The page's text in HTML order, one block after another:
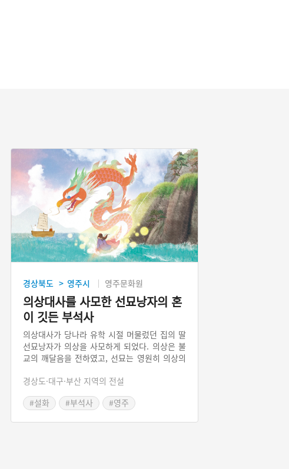
경상북도 > 영주시 영주문화원
의상대사를 사모한 선묘낭자의 혼
이 깃든 부석사
의상대사가 당나라 유학 시절 머물렀던 집의 딸
선묘낭자가 의상을 사모하게 되었다. 의상은 불
교의 깨달음을 전하였고, 선묘는 영원히 의상의
우고 신라로 돌아가는 길에 선묘는 용이 되어 의
상이 탄 배를 보호하였고, 의상이 신라에 도착해
영주시 봉황산의 한 절에 이르렀는데 다른 종파
경상도·대구·부산 지역의 전설
#설화
#부석사
#영주